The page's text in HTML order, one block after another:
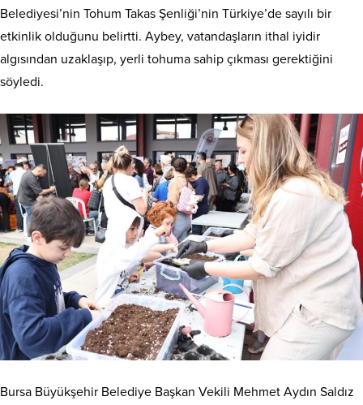
Belediyesi’nin Tohum Takas Şenliği’nin Türkiye’de sayılı bir
etkinlik olduğunu belirtti. Aybey, vatandaşların ithal iyidir
algısından uzaklaşıp, yerli tohuma sahip çıkması gerektiğini
söyledi.
Bursa Büyükşehir Belediye Başkan Vekili Mehmet Aydın Saldız